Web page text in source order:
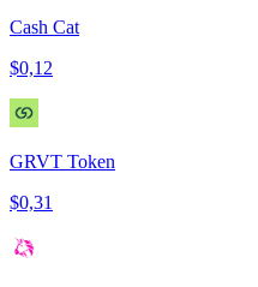
Cash Cat
$0,12
GRVT Token
$0,31